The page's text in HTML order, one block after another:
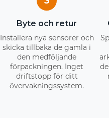
Byte och retur
Installera nya sensorer och
skicka tillbaka de gamla i
den medföljande
förpackningen. Inget
driftstopp för ditt
övervakningssystem.